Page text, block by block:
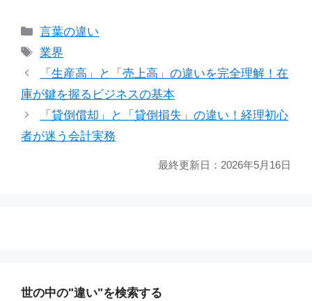
カ
テ
ゴ
リ
ー
言葉の違い
タ
グ
業界
「生産高」と「売上高」の違いを完全理解！在
庫が鍵を握るビジネスの基本
「貸倒償却」と「貸倒損失」の違い！経理初心
者が迷う会計実務
最終更新日： 2026年5月16日
世の中の"違い"を検索する